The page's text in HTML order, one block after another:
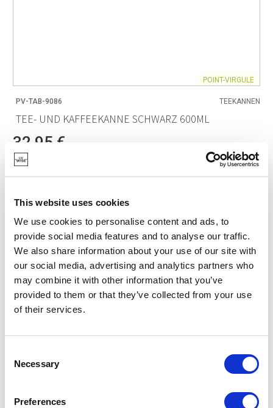
This website uses cookies
We use cookies to personalise content and ads, to
provide social media features and to analyse our traffic.
We also share information about your use of our site with
our social media, advertising and analytics partners who
may combine it with other information that you’ve
provided to them or that they’ve collected from your use
of their services.
Selection
Necessary
Preferences
POINT-VIRGULE
PV-TAB-9086 TEEKANNEN
TEE- UND KAFFEEKANNE SCHWARZ 600ML
32,95 €
EIGENE MARKE